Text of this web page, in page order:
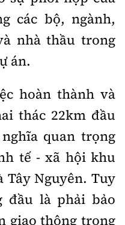
Nga
Tùng,
hành:
nếu không có sự
các bộ, ngành,
nhà thầu trong
án.
hoàn thành và
thác 22km đầu
quan trọng
tế - xã hội khu
Tây Nguyên. Tuy
đầu là phải bảo
giao thông trong